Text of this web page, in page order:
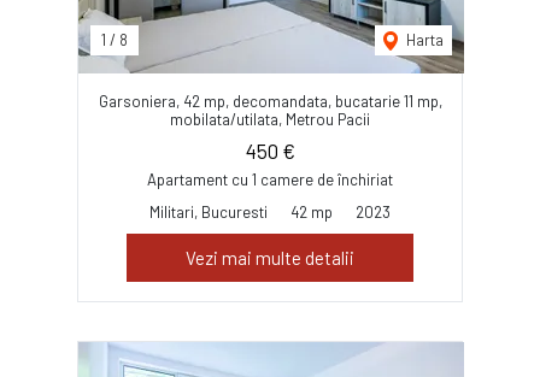
1 / 8 Harta
Garsoniera, 42 mp, decomandata, bucatarie 11 mp,
mobilata/utilata, Metrou Pacii
450 €
Apartament cu 1 camere de închiriat
Militari, Bucuresti
42 mp 2023
Vezi mai multe detalii